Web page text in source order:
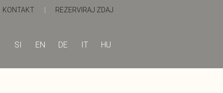
KONTAKT REZERVIRAJ ZDAJ
SI EN DE IT HU